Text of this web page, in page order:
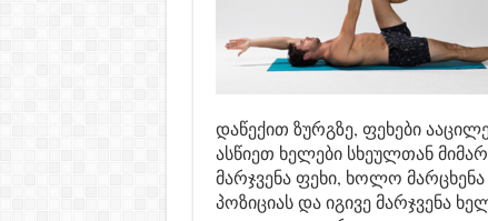
დაწექით ზურგზე, ფეხები
ასწიეთ ხელები სხეულთან
მარჯვენა ფეხი, ხოლო
პოზიციას და იგივე მარჯვენა